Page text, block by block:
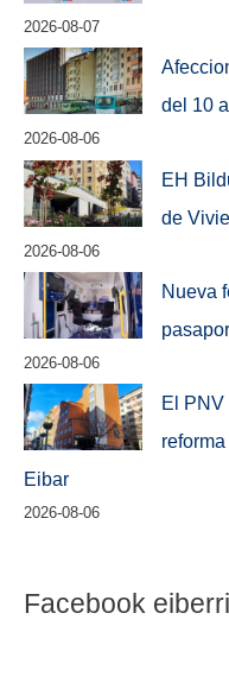
2026-08-07
del 10
2026-08-06
EH
de
2026-08-06
Nueva
2026-08-06
El PNV
Eibar
2026-08-06
Facebook